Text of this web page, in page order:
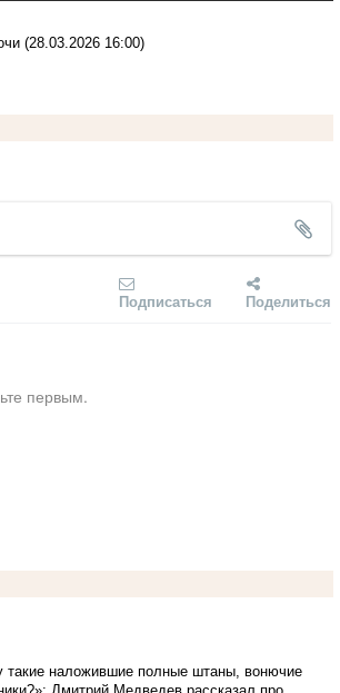
(28.03.2026 16:00)
Подписаться Поделиться
первым.
такие наложившие полные штаны, вонючие